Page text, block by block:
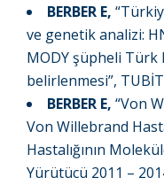
BERBER E,
ve genetik analizi:
MODY şüpheli
belirlenmesi”,
BERBER E, “Von
Von Willebrand
Hastalığının
Yürütücü 2011 –